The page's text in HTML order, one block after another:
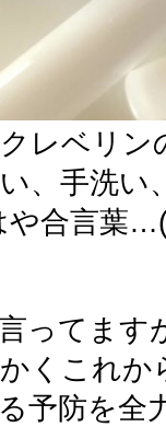
レベリ
、手洗い
や合言葉
ってます
くこれか
予防を全